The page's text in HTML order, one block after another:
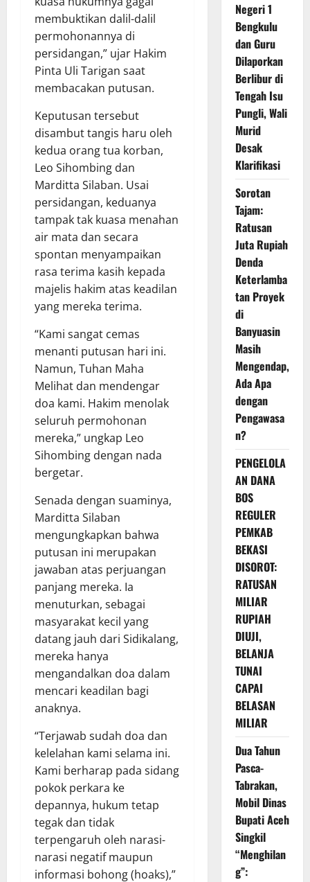
membuktikan dalil-dalil
permohonannya di
persidangan,” ujar Hakim
Pinta Uli Tarigan saat
membacakan putusan.
Keputusan tersebut
disambut tangis haru oleh
kedua orang tua korban,
Leo Sihombing dan
Marditta Silaban. Usai
persidangan, keduanya
tampak tak kuasa menahan
air mata dan secara
spontan menyampaikan
rasa terima kasih kepada
majelis hakim atas keadilan
yang mereka terima.
“Kami sangat cemas
menanti putusan hari ini.
Namun, Tuhan Maha
Melihat dan mendengar
doa kami. Hakim menolak
seluruh permohonan
mereka,” ungkap Leo
Sihombing dengan nada
bergetar.
Senada dengan suaminya,
Marditta Silaban
mengungkapkan bahwa
putusan ini merupakan
jawaban atas perjuangan
panjang mereka. Ia
menuturkan, sebagai
masyarakat kecil yang
datang jauh dari Sidikalang,
mereka hanya
mengandalkan doa dalam
mencari keadilan bagi
anaknya.
“Terjawab sudah doa dan
kelelahan kami selama ini.
Kami berharap pada sidang
pokok perkara ke
depannya, hukum tetap
tegak dan tidak
terpengaruh oleh narasi-
narasi negatif maupun
informasi bohong (hoaks),”
Negeri 1
Bengkulu
dan Guru
Dilaporkan
Berlibur di
Tengah Isu
Pungli, Wali
Murid
Desak
Klarifikasi
Sorotan
Tajam:
Ratusan
Juta Rupiah
Denda
Keterlamba
tan Proyek
di
Banyuasin
Masih
Mengendap,
Ada Apa
dengan
Pengawasa
n?
PENGELOLA
AN DANA
BOS
REGULER
PEMKAB
BEKASI
DISOROT:
RATUSAN
MILIAR
RUPIAH
DIUJI,
BELANJA
TUNAI
CAPAI
BELASAN
MILIAR
Dua Tahun
Pasca-
Tabrakan,
Mobil Dinas
Bupati Aceh
Singkil
“Menghilan
g”: